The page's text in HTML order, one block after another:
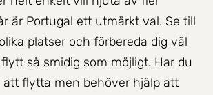
är Portugal ett utmärkt val. Se till
platser och förbereda dig väl
så smidig som möjligt. Har du
att flytta men behöver hjälp att